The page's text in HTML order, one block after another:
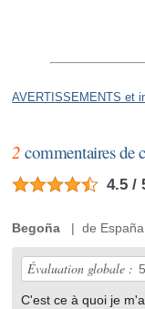
AVERTISSEMENTS et
2 commentaires de
4.5 /
Begoña | de
Évaluation globale : 5
C'est ce à quoi je